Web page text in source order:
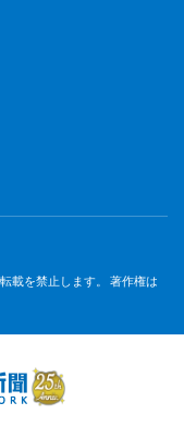
載を禁止します。 著作権は